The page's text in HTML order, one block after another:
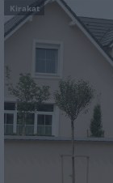
Kirakat